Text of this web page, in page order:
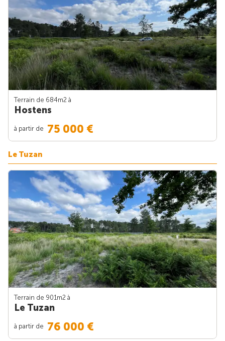
Terrain de 684m2 à
Hostens
à partir de 75 000 €
Le Tuzan
Terrain de 901m2 à
Le Tuzan
à partir de 76 000 €